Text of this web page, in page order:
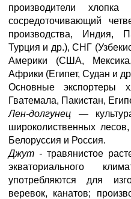
производители
сосредоточивающий
производства, Индия,
Турция и др.), СНГ
Америки (США,
Африки (Египет, Судан и
Основные
Гватемала, Пакистан,
Лен-долгунец —
широколиственных
Белоруссия и Россия.
Джут - травянистое
экваториального
употребляются для
веревок, канатов;